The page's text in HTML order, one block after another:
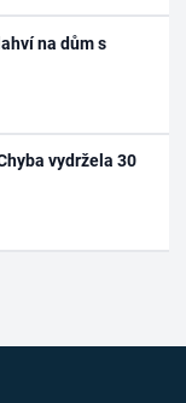
na dům s
vydržela 30